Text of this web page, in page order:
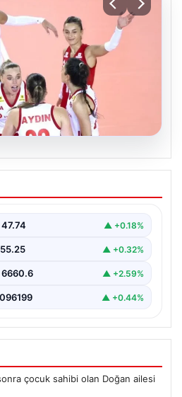
Fransa’yı Yeniden
oynanan ikinci özel mücadelede
47.74 ▲ +0.18%
55.25 ▲ +0.32%
6660.6 ▲ +2.59%
▲ +0.44%
çocuk sahibi olan Doğan ailesi